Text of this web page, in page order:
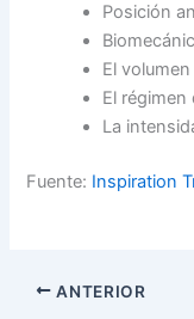
Posición
El
El régimen
La
Fuente: Inspiration
ANTERIOR